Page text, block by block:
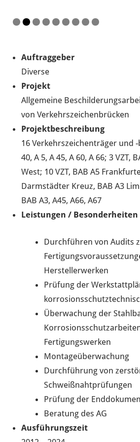
Auftraggeber
Diverse
Projekt
Allgemeine
von Verkehrszeichenbrücken
Projektbeschreibung
16 Verkehrszeichenträger und
40, A 5, A 45, A 60, A 66; 3 VZT,
West; 10 VZT, BAB A5
Darmstädter Kreuz, BAB A3
BAB A3, A45, A66, A67
Leistungen / Besonderheiten
Durchführen von Audits
Herstellerwerken
Prüfung der
Überwachung der
Fertigungswerken
Montageüberwachung
Durchführung von
Schweißnahtprüfungen
Prüfung der
Beratung des AG
Ausführungszeit